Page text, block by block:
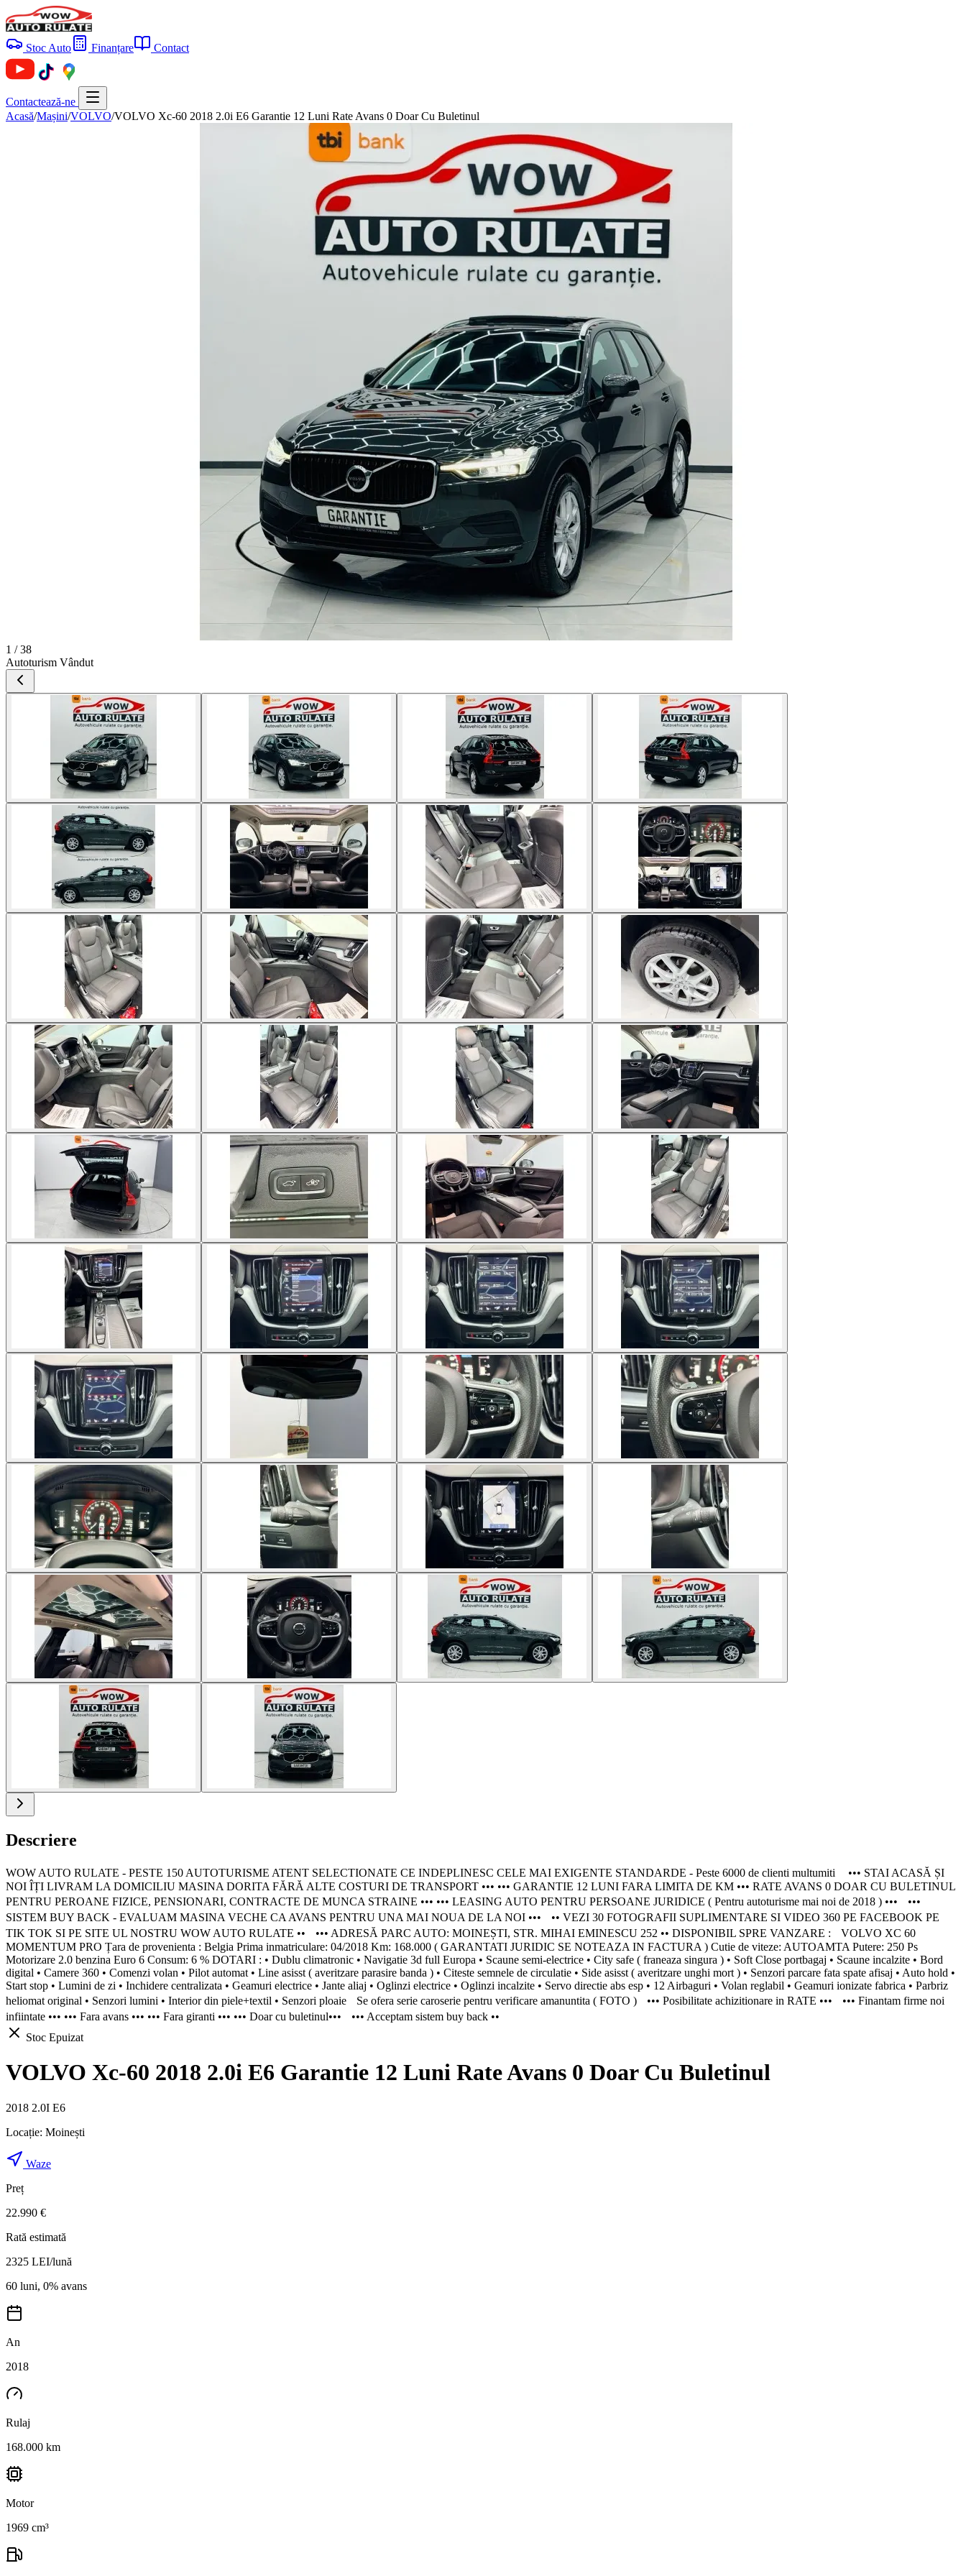
Stoc Auto Finanțare Contact
Contactează-ne
Acasă/Mașini/VOLVO/VOLVO Xc-60 2018 2.0i E6 Garantie 12 Luni Rate Avans 0 Doar Cu Buletinul
1 / 38
Autoturism Vândut
Descriere
WOW AUTO RULATE - PESTE 150 AUTOTURISME ATENT SELECTIONATE CE INDEPLINESC CELE MAI EXIGENTE STANDARDE - Peste 6000 de clienti multumiti ••• STAI ACASĂ ȘI
NOI ÎȚI LIVRAM LA DOMICILIU MASINA DORITA FĂRĂ ALTE COSTURI DE TRANSPORT ••• ••• GARANTIE 12 LUNI FARA LIMITA DE KM ••• RATE AVANS 0 DOAR CU BULETINUL
PENTRU PEROANE FIZICE, PENSIONARI, CONTRACTE DE MUNCA STRAINE ••• ••• LEASING AUTO PENTRU PERSOANE JURIDICE ( Pentru autoturisme mai noi de 2018 ) ••• •••
SISTEM BUY BACK - EVALUAM MASINA VECHE CA AVANS PENTRU UNA MAI NOUA DE LA NOI ••• •• VEZI 30 FOTOGRAFII SUPLIMENTARE SI VIDEO 360 PE FACEBOOK PE
TIK TOK SI PE SITE UL NOSTRU WOW AUTO RULATE •• ••• ADRESĂ PARC AUTO: MOINEȘTI, STR. MIHAI EMINESCU 252 •• DISPONIBIL SPRE VANZARE : VOLVO XC 60
MOMENTUM PRO Țara de provenienta : Belgia Prima inmatriculare: 04/2018 Km: 168.000 ( GARANTATI JURIDIC SE NOTEAZA IN FACTURA ) Cutie de viteze: AUTOAMTA Putere: 250 Ps
Motorizare 2.0 benzina Euro 6 Consum: 6 % DOTARI : • Dublu climatronic • Navigatie 3d full Europa • Scaune semi-electrice • City safe ( franeaza singura ) • Soft Close portbagaj • Scaune incalzite • Bord
digital • Camere 360 • Comenzi volan • Pilot automat • Line asisst ( averitzare parasire banda ) • Citeste semnele de circulatie • Side asisst ( averitzare unghi mort ) • Senzori parcare fata spate afisaj • Auto hold •
Start stop • Lumini de zi • Inchidere centralizata • Geamuri electrice • Jante aliaj • Oglinzi electrice • Oglinzi incalzite • Servo directie abs esp • 12 Airbaguri • Volan reglabil • Geamuri ionizate fabrica • Parbriz
heliomat original • Senzori lumini • Interior din piele+textil • Senzori ploaie Se ofera serie caroserie pentru verificare amanuntita ( FOTO ) ••• Posibilitate achizitionare in RATE ••• ••• Finantam firme noi
infiintate ••• ••• Fara avans ••• ••• Fara giranti ••• ••• Doar cu buletinul••• ••• Acceptam sistem buy back ••
Stoc Epuizat
VOLVO Xc-60 2018 2.0i E6 Garantie 12 Luni Rate Avans 0 Doar Cu Buletinul
2018 2.0I E6
Locație: Moinești
Waze
Preț
22.990 €
Rată estimată
2325 LEI/lună
60 luni, 0% avans
An
2018
Rulaj
168.000 km
Motor
1969 cm³